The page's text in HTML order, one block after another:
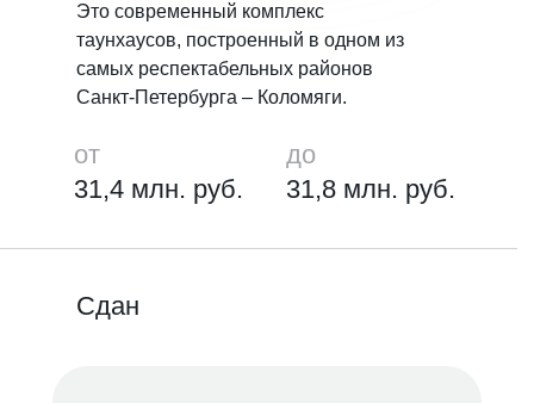
Это современный комплекс
таунхаусов, построенный в одном из
самых респектабельных районов
Санкт-Петербурга – Коломяги.
31,4 млн. руб.
Сдан
31,8 млн. руб.
от до